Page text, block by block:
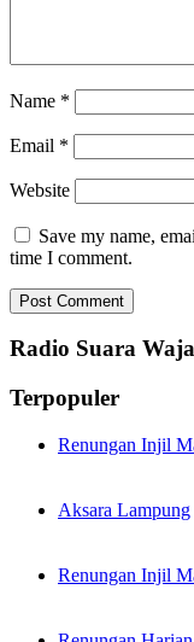
Name *
Email *
Website
Save my name,
time I comment.
Radio Suara
Terpopuler
Renungan Injil
Aksara Lampung
Renungan Injil